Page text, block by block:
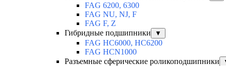
FAG 6200, 6300
FAG NU, NJ, F
FAG F, Z
Гибридные подшипники
▼
FAG HC6000, HC6200
FAG HCN1000
Разъемные сферические роликоподшипники